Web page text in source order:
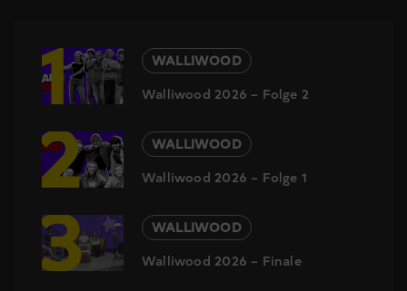
1
WALLIWOOD
Walliwood 2026 – Folge 2
2
WALLIWOOD
Walliwood 2026 – Folge 1
3
WALLIWOOD
Walliwood 2026 – Finale